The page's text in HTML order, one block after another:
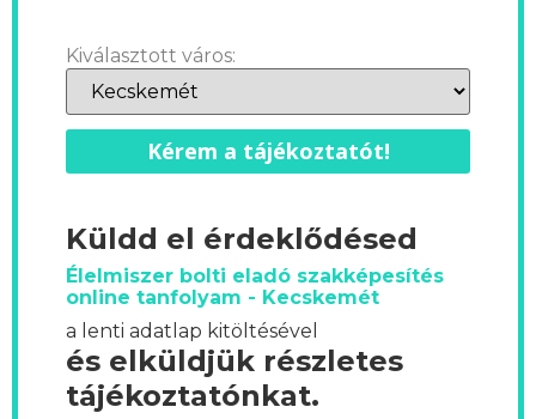
Kiválasztott város:
Kérem a tájékoztatót!
Küldd el érdeklődésed
Élelmiszer bolti eladó szakképesítés
online tanfolyam - Kecskemét
a lenti adatlap kitöltésével
és elküldjük részletes
tájékoztatónkat.